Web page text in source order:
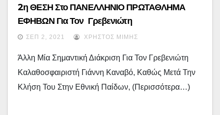
2η ΘΕΣΗ Στο ΠΑΝΕΛΛΗΝΙΟ ΠΡΩΤΑΘΛΗΜΑ
ΕΦΗΒΩΝ Για Τον Γρεβενιώτη
Μπασκετμπολίστα ΓΙΑΝΝΗ ΚΑΝΑΒΟ
ΣΕΠ 2, 2021 ΧΡΉΣΤΟΣ ΜΊΜΗΣ
Άλλη Μία Σημαντική Διάκριση Για Τον Γρεβενιώτη
Καλαθοσφαιριστή Γιάννη Καναβό, Καθώς Μετά Την
Κλήση Του Στην Εθνική Παίδων, (περισσότερα…)